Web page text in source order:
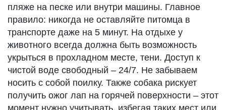
пляже на песке или внутри машины. Главное
правило: никогда не оставляйте питомца в
транспорте даже на 5 минут. На отдыхе у
животного всегда должна быть возможность
укрыться в прохладном месте, тени. Доступ к
чистой воде свободный – 24/7. Не забываем
носить с собой поилку. Также собака рискует
получить ожог лап на горячей поверхности – этот
момент нужно учитывать, избегая таких мест или